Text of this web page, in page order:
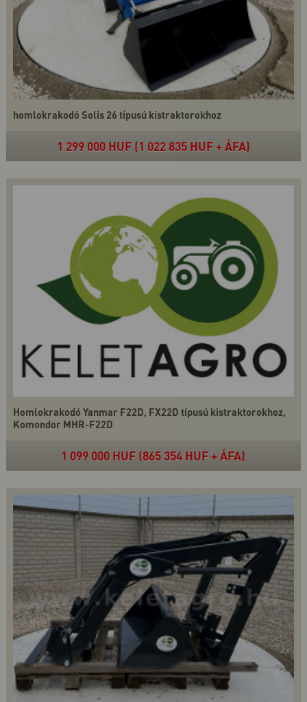
homlokrakodó Solis 26 típusú kistraktorokhoz
1 299 000 HUF (1 022 835 HUF + ÁFA)
Homlokrakodó Yanmar F22D, FX22D típusú kistraktorokhoz,
Komondor MHR-F22D
1 099 000 HUF (865 354 HUF + ÁFA)